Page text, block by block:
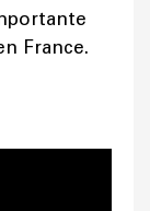
France.